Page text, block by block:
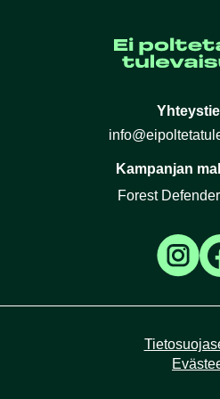
Kampanjan
Forest